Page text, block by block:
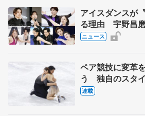
アイスダンスが
る理由 宇野昌
実力者が相次い
ニュース
ペア競技に変革
う 独自のスタ
【引退発表後②】
連載